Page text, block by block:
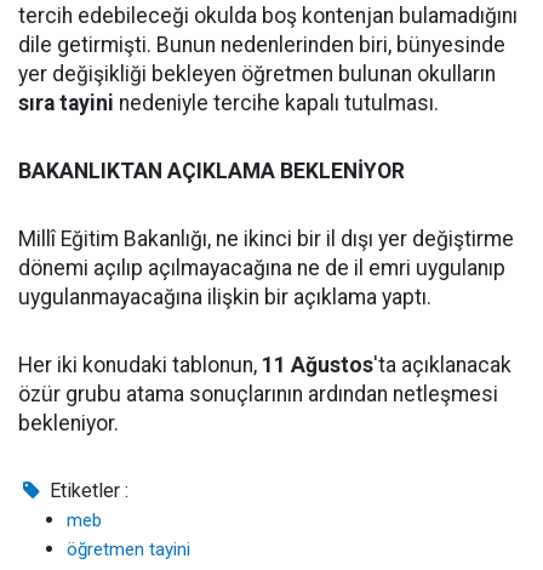
tercih edebileceği okulda boş kontenjan bulamadığını
dile getirmişti. Bunun nedenlerinden biri, bünyesinde
yer değişikliği bekleyen öğretmen bulunan okulların
sıra tayini nedeniyle tercihe kapalı tutulması.
BAKANLIKTAN AÇIKLAMA BEKLENİYOR
Millî Eğitim Bakanlığı, ne ikinci bir il dışı yer değiştirme
dönemi açılıp açılmayacağına ne de il emri uygulanıp
uygulanmayacağına ilişkin bir açıklama yaptı.
Her iki konudaki tablonun, 11 Ağustos'ta açıklanacak
özür grubu atama sonuçlarının ardından netleşmesi
bekleniyor.
Etiketler :
meb
öğretmen tayini